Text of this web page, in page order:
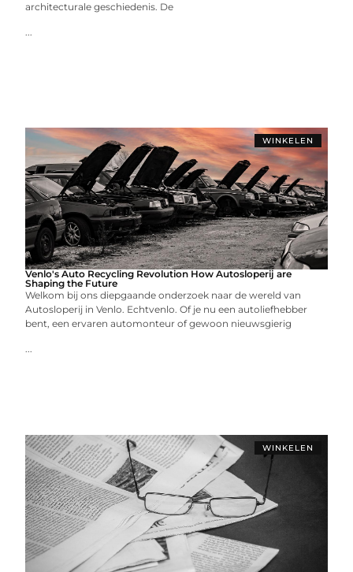
architecturale geschiedenis. De
...
WINKELEN
Venlo's Auto Recycling Revolution How Autosloperij are
Shaping the Future
Welkom bij ons diepgaande onderzoek naar de wereld van
Autosloperij in Venlo. Echtvenlo. Of je nu een autoliefhebber
bent, een ervaren automonteur of gewoon nieuwsgierig
...
WINKELEN